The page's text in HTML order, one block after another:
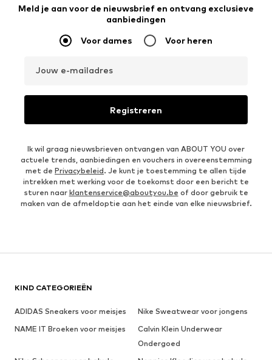
Meld je aan voor de nieuwsbrief en ontvang exclusieve
aanbiedingen
Voor dames Voor heren
Jouw e-mailadres
Registreren
Ik wil graag nieuwsbrieven ontvangen van ABOUT YOU over
actuele trends, aanbiedingen en vouchers in overeenstemming
met de Privacybeleid. Je kunt je toestemming te allen tijde
intrekken met werking voor de toekomst door een bericht te
sturen naar klantenservice@aboutyou.be of door gebruik te
maken van de afmeldoptie aan het einde van elke nieuwsbrief.
KIND CATEGORIEËN
ADIDAS Sneakers voor meisjes
Nike Sweatwear voor jongens
NAME IT Broeken voor meisjes
Calvin Klein Underwear
Ondergoed